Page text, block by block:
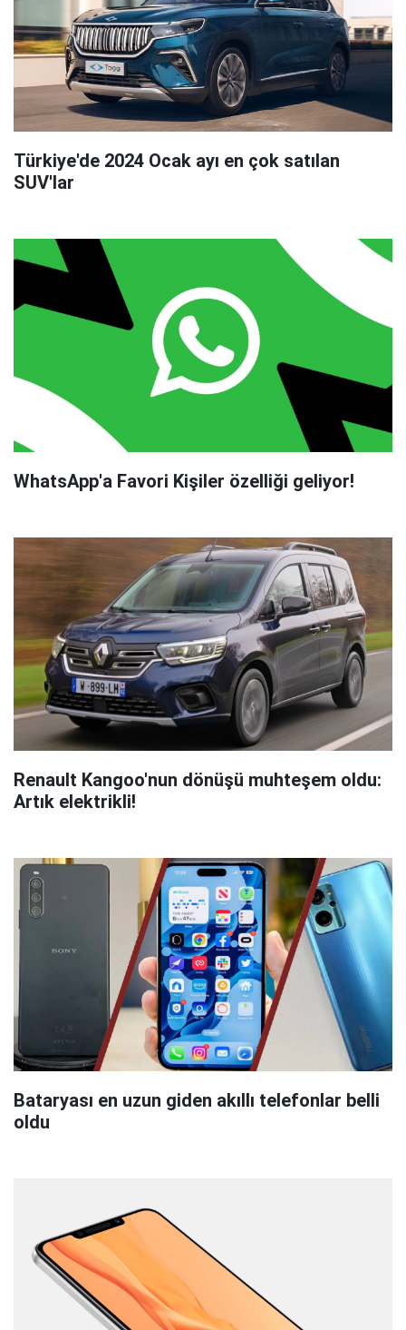
Türkiye'de 2024 Ocak ayı en çok satılan
SUV'lar
WhatsApp'a Favori Kişiler özelliği geliyor!
Renault Kangoo'nun dönüşü muhteşem oldu:
Artık elektrikli!
Bataryası en uzun giden akıllı telefonlar belli
oldu